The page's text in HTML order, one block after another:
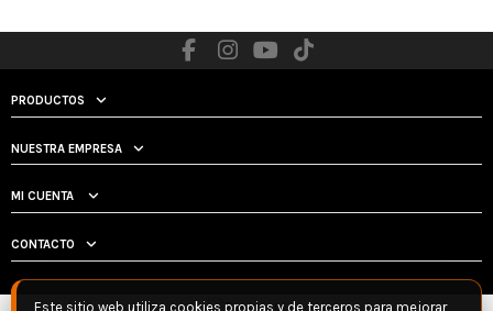
PRODUCTOS
NUESTRA EMPRESA
MI CUENTA
CONTACTO
Este sitio web utiliza cookies propias y de terceros para mejorar